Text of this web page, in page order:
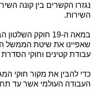
נגזרו הקשרים בין קונה
השירות.
במאה ה-19 חוקק
שאפיינו את שיטת הממשל
עבודת קטינים וחוקי הסדרת
כדי להבין את מקור חוקי